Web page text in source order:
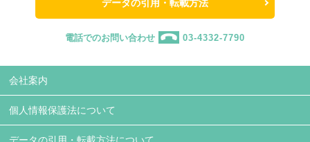
データの引用・転載方法
電話でのお問い合わせ 03-4332-7790
会社案内
個人情報保護法について